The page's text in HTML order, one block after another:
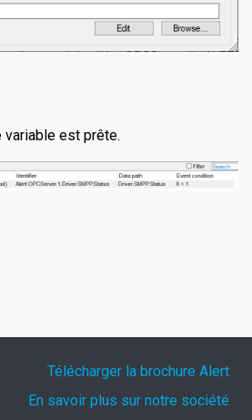
variable est prête.
Télécharger la brochure Alert
En savoir plus sur notre société